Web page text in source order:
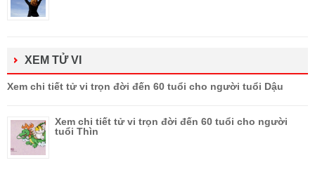
XEM TỬ VI
Xem chi tiết tử vi trọn đời đến 60 tuổi cho người tuổi Dậu
Xem chi tiết tử vi trọn đời đến 60 tuổi cho người
tuổi Thìn